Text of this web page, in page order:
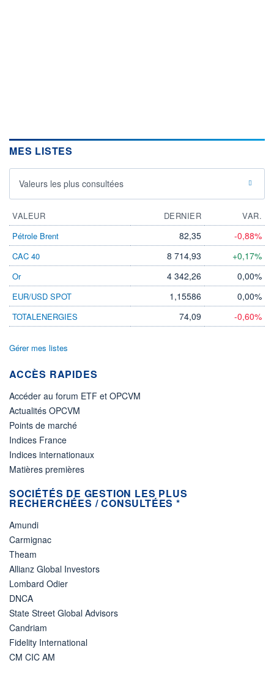
MES LISTES
Valeurs les plus consultées
VALEUR DERNIER
VAR.
Pétrole Brent
82,35 -0,88%
CAC 40 8 714,93 +0,17%
Or 4 342,26 0,00%
EUR/USD SPOT 1,15586 0,00%
TOTALENERGIES 74,09 -0,60%
Gérer mes listes
ACCÈS RAPIDES
Accéder au forum ETF et OPCVM
Actualités OPCVM
Points de marché
Indices France
Indices internationaux
Matières premières
SOCIÉTÉS DE GESTION LES PLUS
RECHERCHÉES / CONSULTÉES *
Amundi
Carmignac
Theam
Allianz Global Investors
Lombard Odier
DNCA
State Street Global Advisors
Candriam
Fidelity International
CM CIC AM